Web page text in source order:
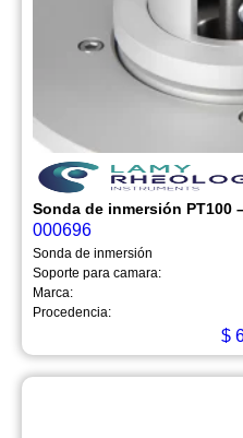
Sonda de inmersión PT100
000696
Sonda de inmersión
Soporte para camara:
Marca:
Procedencia:
$